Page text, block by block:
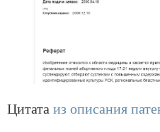
Цитатаиз описания